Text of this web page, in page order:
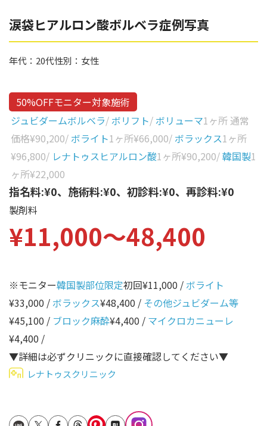
額
こめかみ
眉間
眉上
目の上
涙袋
眼窩縁（目の下）
ゴルゴライン
鼻
ほうれい線
唇
口角
顎
首
リジュラン
目の下のクマ取り
その他
Gender
女性
その他
Age
年代から探す
10代
20代
50代
涙袋ヒアルロン酸ボルベラ症例写真
年代： 20代性別： 女性
50%OFFモニター対象施術
ジュビダームボルベラ/ ボリフト/ ボリューマ1ヶ所 通常
価格¥90,200/ ボライト1ヶ所¥66,000/ ボラックス1ヶ所
¥96,800/ レナトゥスヒアルロン酸1ヶ所¥90,200/韓国製1
ヶ所¥22,000
指名料:¥0、施術料:¥0、初診料:¥0、再診料:¥0
製剤料
¥11,000〜48,400
※モニター韓国製部位限定初回¥11,000 / ボライト
¥33,000 / ボラックス¥48,400 / その他ジュビダーム等
¥45,100 / ブロック麻酔¥4,400 / マイクロカニューレ
¥4,400 /
▼詳細は必ずクリニックに直接確認してください▼
レナトゥスクリニック